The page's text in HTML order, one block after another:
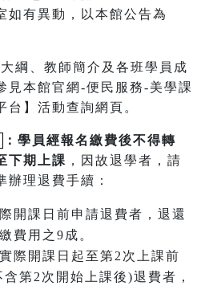
如有異動，以本館公告為
綱、教師簡介及各班學員成
見本館官網-便民服務-美學課
台】活動查詢網頁。
：學員經報名繳費後不得轉
下期上課 ，因故退學者，請
辦理退費手續：
開課日前申請退費者，退還
費用之9成。
際開課日起至第2次上課前
含第2次開始上課後)退費者，